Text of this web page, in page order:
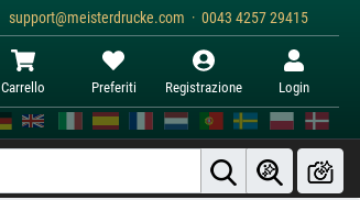
support@meisterdrucke.com · 0043 4257 29415
Carrello Preferiti Registrazione Login